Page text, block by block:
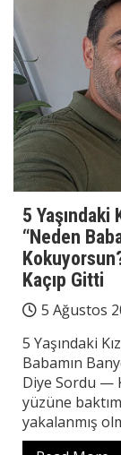
5 Yaşındaki
“Neden
Kaçıp Gitti
5 Ağustos
5 Yaşındaki
Babamın
Diye Sordu —
yüzüne
yakalanmış